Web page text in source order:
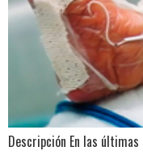
Descripción En las